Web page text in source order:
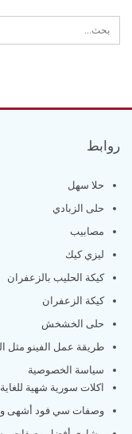
روابط
حلا سهل
حلى الزبادي
مصابيب
ليزي كيك
كيكة الحليب بالزعفران
كيكة الزعفران
حلى الخشخش
طريقة عمل الفينو مثل
سياسة الخصوصية
اكلات سورية شهية
وصفات سي فود أشهى